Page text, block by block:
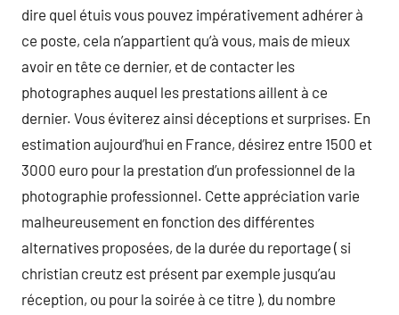
dire quel étuis vous pouvez impérativement adhérer à
ce poste, cela n’appartient qu’à vous, mais de mieux
avoir en tête ce dernier, et de contacter les
photographes auquel les prestations aillent à ce
dernier. Vous éviterez ainsi déceptions et surprises. En
estimation aujourd’hui en France, désirez entre 1500 et
3000 euro pour la prestation d’un professionnel de la
photographie professionnel. Cette appréciation varie
malheureusement en fonction des différentes
alternatives proposées, de la durée du reportage ( si
christian creutz est présent par exemple jusqu’au
réception, ou pour la soirée à ce titre ), du nombre